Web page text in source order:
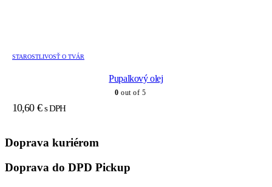
STAROSTLIVOSŤ O TVÁR
Pupalkový olej
0 out of 5
10,60 € s DPH
Doprava kuriérom
Doprava do DPD Pickup